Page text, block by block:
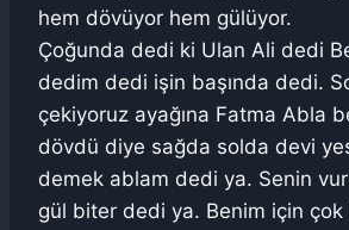
hem dövüyor hem gülüyor.
Çoğunda dedi ki Ulan Ali dedi
dedim dedi işin başında dedi.
çekiyoruz ayağına Fatma Abla
dövdü diye sağda solda devi
demek ablam dedi ya. Senin
gül biter dedi ya. Benim için